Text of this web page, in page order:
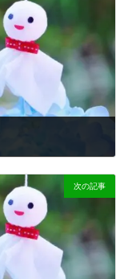
次の記事